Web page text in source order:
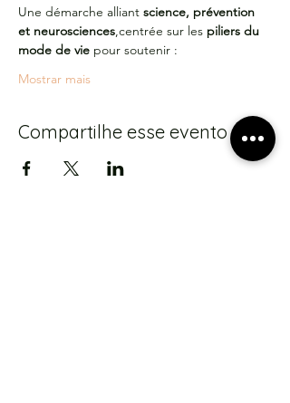
Une démarche alliant science, prévention
et neurosciences,centrée sur les piliers du
mode de vie pour soutenir :
Mostrar mais
Compartilhe esse evento